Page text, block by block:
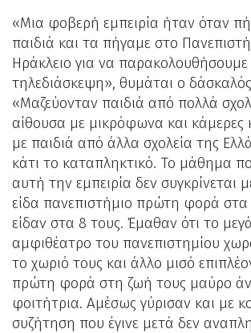
«Μια φοβερή εμπειρία ήταν όταν
παιδιά και τα πήγαμε στο
Ηράκλειο για να παρακολουθήσουμε
τηλεδιάσκεψη», θυμάται ο
«Μαζεύονταν παιδιά από πολλά
αίθουσα με μικρόφωνα και κάμερες
με παιδιά από άλλα σχολεία της
κάτι το καταπληκτικό. Το μάθημα
αυτή την εμπειρία δεν συγκρίνεται
είδα πανεπιστήμιο πρώτη φορά
είδαν στα 8 τους. Έμαθαν ότι το
αμφιθέατρο του πανεπιστημίου
το χωριό τους και άλλο μισό
πρώτη φορά στη ζωή τους μαύρο
φοιτήτρια. Αμέσως γύρισαν και με
συζήτηση που έγινε μετά δεν